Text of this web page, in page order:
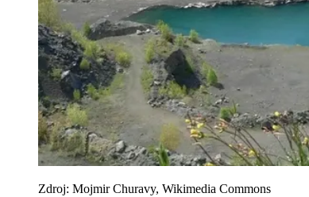
Zdroj: Mojmir Churavy, Wikimedia Commons